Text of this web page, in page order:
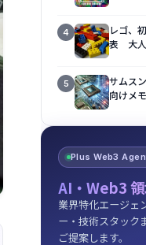
4
レゴ、
表 大人
5
サムス
向けメ
Plus Web3
AI・Web3
業界特化エージェ
ー・技術スタック
ご提案します。